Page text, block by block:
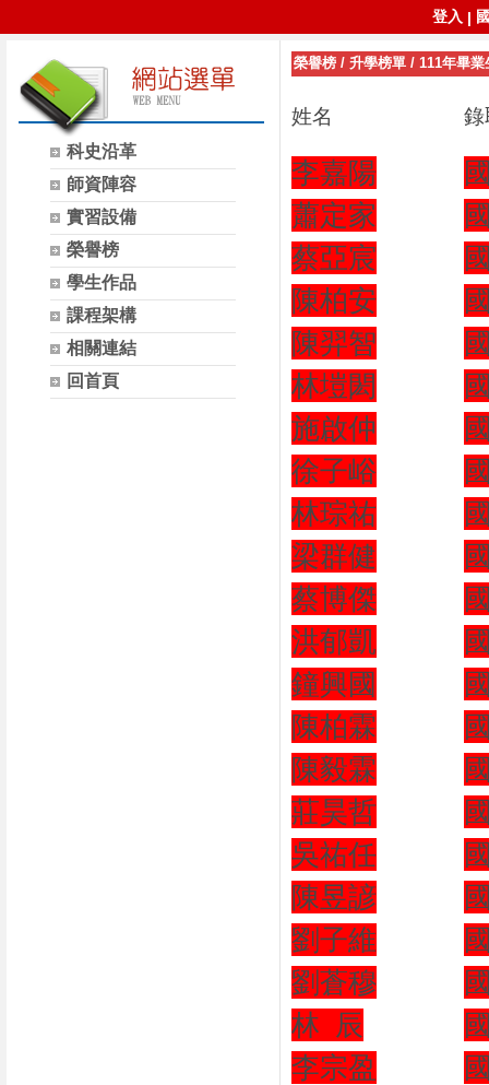
登入 |
科史沿革
師資陣容
實習設備
榮譽榜
學生作品
課程架構
相關連結
回首頁
榮譽榜 / 升學榜單 / 111年畢業
姓名 錄
李嘉陽
蕭定家
蔡亞宸
陳柏安
陳羿智
林塏閎
施啟仲
徐子峪
林琮祐
梁群健
蔡博傑
洪郁凱
鐘興國
陳柏霖
陳毅霖
莊昊哲
吳祐任
陳昱諺
劉子維
劉蒼穆
林 辰
李宗盈